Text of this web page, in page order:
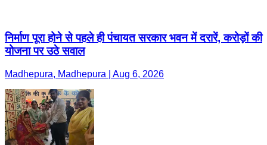
निर्माण पूरा होने से पहले ही पंचायत सरकार भवन में दरारें, करोड़ों की
योजना पर उठे सवाल
Madhepura, Madhepura | Aug 6, 2026